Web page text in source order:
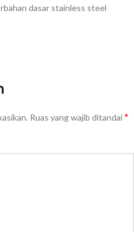
dasar stainless steel
Ruas yang wajib ditandai*